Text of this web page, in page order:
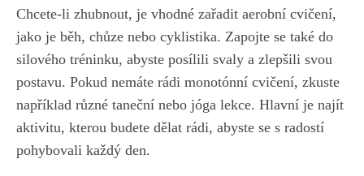
Chcete-li zhubnout, je ‍vhodné zařadit aerobní ‍cvičení,⁤
jako‍ je běh, chůze⁣ nebo cyklistika. Zapojte se ​také do
silového⁢ tréninku, abyste posílili ‌svaly a⁤ zlepšili svou
⁤postavu. ⁤Pokud​ nemáte rádi monotónní cvičení,⁢ zkuste
například​ různé​ taneční ‍nebo jóga ‍lekce. Hlavní je najít
aktivitu,⁣ kterou budete dělat rádi, abyste se s radostí‍
pohybovali⁤ každý den.